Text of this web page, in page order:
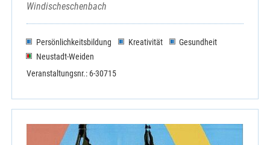
Windischeschenbach
Persönlichkeitsbildung Kreativität
Gesundheit
Neustadt-Weiden
Veranstaltungsnr.: 6-30715